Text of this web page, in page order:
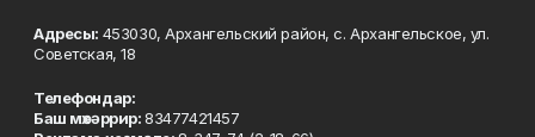
Адресы: 453030, Архангельский район, с. Архангельское, ул.
Советская, 18
Телефондар:
Баш мөхәррир:83477421457